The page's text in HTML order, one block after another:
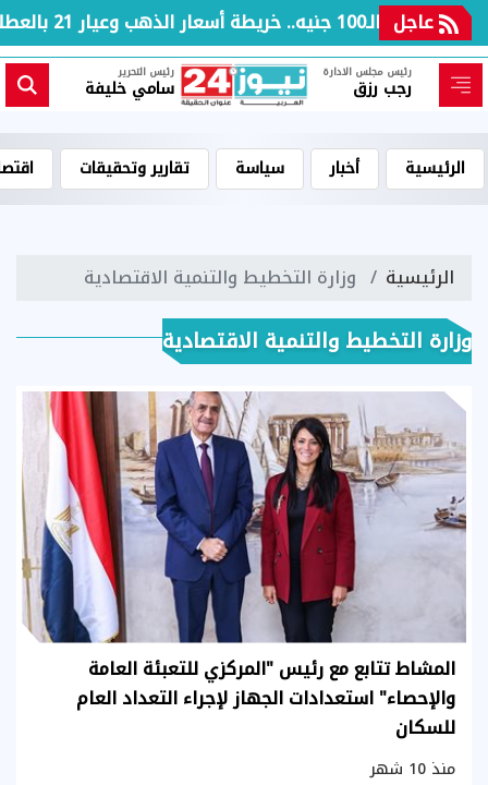
عاجل بالعطلة الأسبوعية
رئيس مجلس الادارة
رجب رزق
رئيس التحرير
سامي خليفة
الرئيسية أخبار سياسة تقارير وتحقيقات
الرئيسية وزارة التخطيط والتنمية الاقتصادية
وزارة التخطيط والتنمية الاقتصادية
المشاط تتابع مع رئيس "المركزي للتعبئة العامة
والإحصاء" استعدادات الجهاز لإجراء التعداد العام
للسكان
منذ 10 شهر